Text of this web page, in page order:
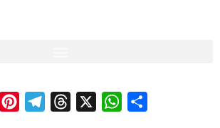
FacebookPinterestTelegramThreads WhatsApp